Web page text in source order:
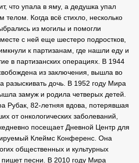
что упала в яму, а дедушка упал
телом. Когда всё стихло, несколько
из могилы и помогли
с ней еще шестеро подростков,
к партизанам, где нашли еду и
в партизанских операциях. В 1944
из заключения, вышла во
разыскивать дочь. В 1952 году Мира
замуж и родила четверых детей.
Рубак, 82-летняя вдова, потерявшая
от онкологических заболеваний,
посещает Дневной Центр для
Клеймс Конференс. Она
общественных и культурных
песни. В 2010 году Мира